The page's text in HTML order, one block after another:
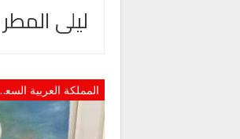
ليلى المطر
المملكة